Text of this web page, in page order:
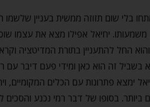
בלי שום תזוזה ממשית בעניין
יחיאל אפילו מצא את עצמו
החל להתעניין בתורת המדיטציה
בשביל זה הוא כאן ומידי פעם דיבר
ימצא פתרונות עם הכלים המקומיים,
ביותר. בסופו של דבר רמי נכנע